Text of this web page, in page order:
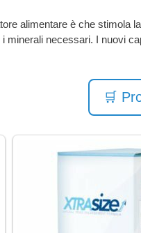
alimentare è che stimola
minerali necessari. I nuovi
🛒